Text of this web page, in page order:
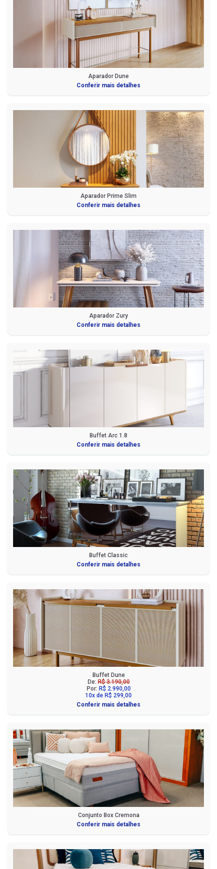
Aparador Dune
Conferir mais detalhes
Aparador Prime Slim
Conferir mais detalhes
Aparador Zury
Conferir mais detalhes
Buffet Arc 1.8
Conferir mais detalhes
Buffet Classic
Conferir mais detalhes
Buffet Dune
De:R$ 3.190,00
Por: R$ 2.990,00
10x de R$ 299,00
Conferir mais detalhes
Conjunto Box Cremona
Conferir mais detalhes